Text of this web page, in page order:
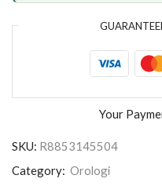
Your
SKU: R8853145504
Category: Orologi